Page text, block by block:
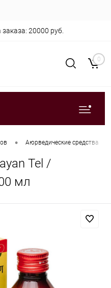
20000 руб.
0
• Аюрведические средства
Tel /
мл